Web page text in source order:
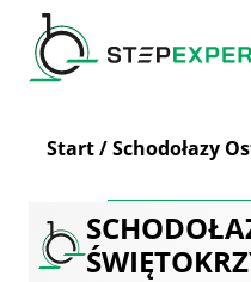
Przejdź
treści
Start/Schodołazy